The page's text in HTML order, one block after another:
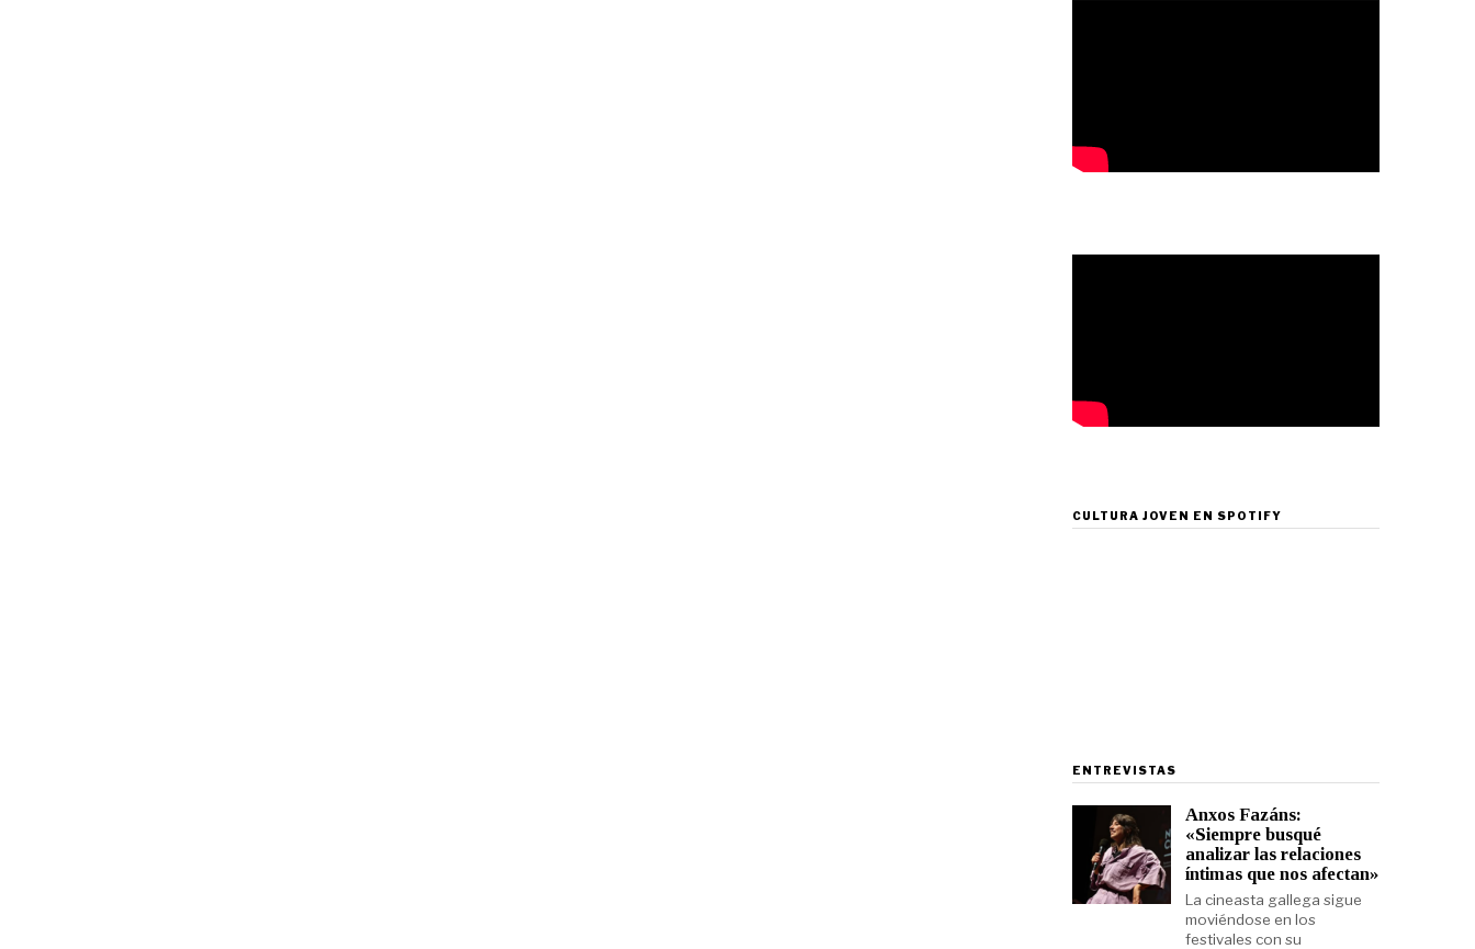
CULTURA JOVEN EN SPOTIFY
ENTREVISTAS
Anxos Fazáns:
«Siempre busqué
analizar las relaciones
íntimas que nos afectan»
La cineasta gallega sigue
moviéndose en los
festivales con su